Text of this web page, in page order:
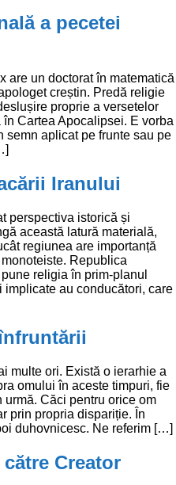
a pecetei
are un doctorat în matematică
creștin. Predă religie
proprie a versetelor
Cartea Apocalipsei. E vorba
semn aplicat pe frunte sau pe
Iranului
perspectiva istorică și
această latură materială,
regiunea are importanță
Republica
religia în prim-planul
au conducători, care
multe ori. Există o ierarhie a
omului în aceste timpuri, fie
Căci pentru orice om
prin propria dispariție. În
duhovnicesc. Ne referim […]
Creator